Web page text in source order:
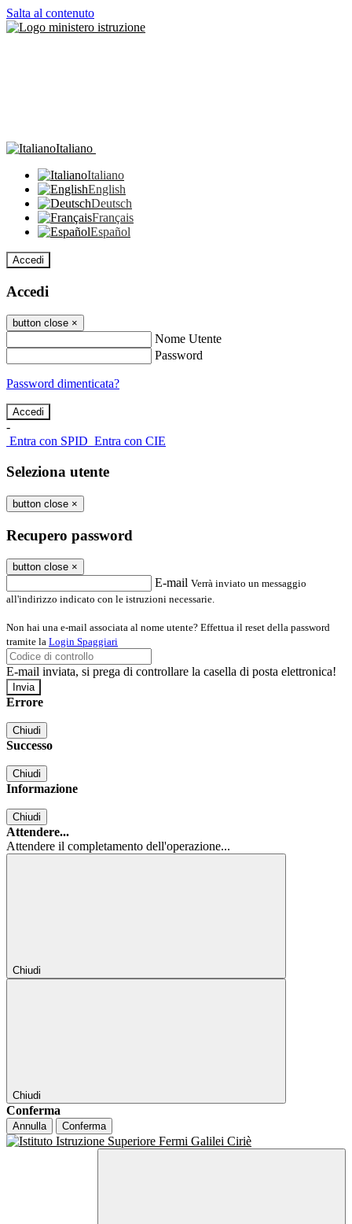
Salta al contenuto
Italiano
Italiano
English
Deutsch
Français
Español
Accedi
Accedi
button close ×
Nome Utente
Password
Password dimenticata?
-
Entra con SPID Entra con CIE
Seleziona utente
button close ×
Recupero password
button close ×
E-mail Verrà inviato un messaggio
all'indirizzo indicato con le istruzioni necessarie.
Non hai una e-mail associata al nome utente? Effettua il reset della password
tramite la Login Spaggiari
E-mail inviata, si prega di controllare la casella di posta elettronica!
Errore
Chiudi
Successo
Chiudi
Informazione
Chiudi
Attendere...
Attendere il completamento dell'operazione...
Chiudi
Chiudi
Conferma
Annulla Conferma